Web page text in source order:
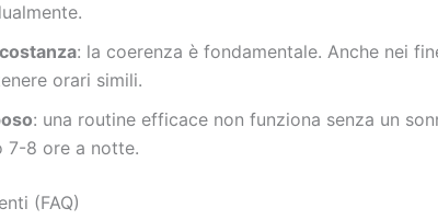
: la coerenza è fondamentale. Anche nei
orari simili.
: una routine efficace non funziona senza un
7-8 ore a notte.
(FAQ)